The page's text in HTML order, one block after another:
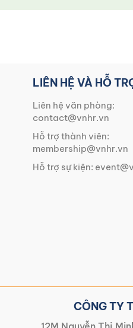
LIÊN HỆ VÀ HỖ
Liên hệ văn phòng:
contact@vnhr.vn
Hỗ trợ thành viên:
membership@vnhr.vn
Hỗ trợ sự kiện:
CÔNG TY